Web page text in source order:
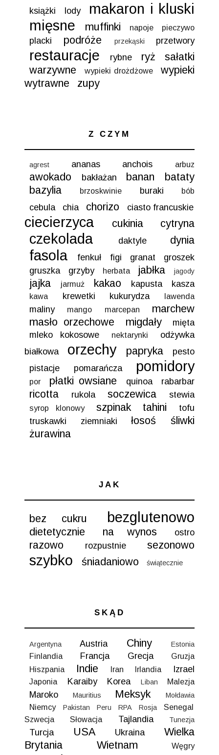
książki lody
makaron i kluski
mięsne
muffinki napoje pieczywo
placki podróże przekąski przetwory
restauracje rybne ryż
sałatki
warzywne
wypieki drożdżowe
wypieki
wytrawne
zupy
Z CZYM
agrest ananas anchois arbuz
awokado bakłażan banan
bataty
bazylia
brzoskwinie buraki bób
cebula chia chorizo ciasto francuskie
ciecierzyca cukinia cytryna
czekolada daktyle dynia
fasola fenkuł figi granat
groszek
gruszka
grzyby herbata jabłka jagody
jajka jarmuż kakao kapusta kasza
kawa krewetki kukurydza lawenda
maliny mango marcepan
marchew
masło orzechowe
migdały
mięta
mleko kokosowe
nektarynki
odżywka
białkowa
orzechy papryka
pesto
pistacje
pomarańcza pomidory
por płatki owsiane quinoa rabarbar
ricotta rukola soczewica stewia
syrop klonowy szpinak tahini
tofu
truskawki
ziemniaki łosoś
śliwki
żurawina
JAK
bez cukru bezglutenowo
dietetycznie na wynos ostro
razowo rozpustnie sezonowo
szybko śniadaniowo świątecznie
SKĄD
Argentyna Austria Chiny Estonia
Finlandia Francja Grecja
Gruzja
Hiszpania
Indie Iran Irlandia Izrael
Japonia Karaiby Korea Liban Malezja
Maroko Mauritius Meksyk Mołdawia
Niemcy Pakistan Peru RPA Rosja
Senegal
Szwecja
Słowacja Tajlandia Tunezja
Turcja USA Ukraina
Wielka
Brytania
Wietnam Węgry